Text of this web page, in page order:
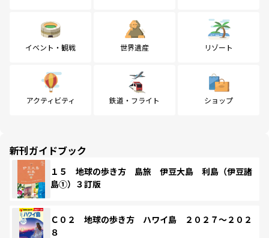
イベント・観戦 世界遺産 リゾート
アクティビティ 鉄道・フライト ショップ
新刊ガイドブック
１５ 地球の歩き方 島旅 伊豆大島 利島（伊豆諸
島①）３訂版
Ｃ０２ 地球の歩き方 ハワイ島 ２０２７～２０２
８